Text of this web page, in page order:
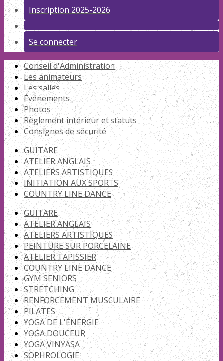
Inscription 2025-2026
Se connecter
Conseil d'Administration
Les animateurs
Les salles
Événements
Photos
Règlement intérieur et statuts
Consignes de sécurité
GUITARE
ATELIER ANGLAIS
ATELIERS ARTISTIQUES
INITIATION AUX SPORTS
COUNTRY LINE DANCE
GUITARE
ATELIER ANGLAIS
ATELIERS ARTISTIQUES
PEINTURE SUR PORCELAINE
ATELIER TAPISSIER
COUNTRY LINE DANCE
GYM SENIORS
STRETCHING
RENFORCEMENT MUSCULAIRE
PILATES
YOGA DE L'ÉNERGIE
YOGA DOUCEUR
YOGA VINYASA
SOPHROLOGIE